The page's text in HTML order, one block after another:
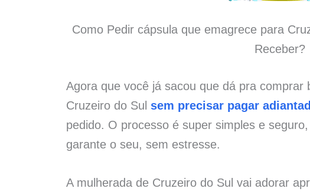
Como Pedir cápsula que emagrece para
Receber?
Agora que você já sacou que dá pra comprar
Cruzeiro do Sul sem precisar pagar
pedido. O processo é super simples e
garante o seu, sem estresse.
A mulherada de Cruzeiro do Sul vai adorar